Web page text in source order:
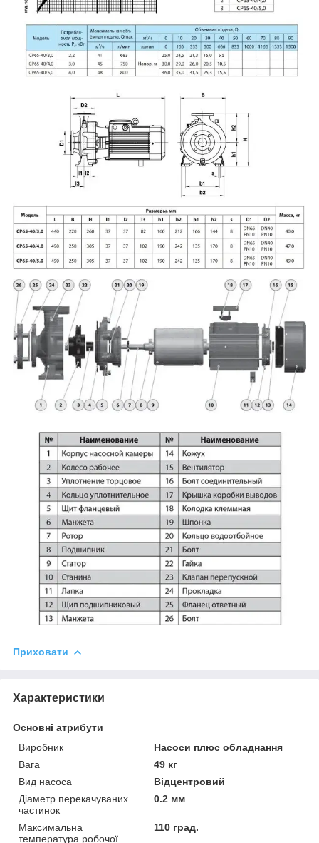
Приховати
Характеристики
Основні атрибути
Виробник
Насоси плюс обладнання
Вага
49 кг
Вид насоса
Відцентровий
Діаметр перекачуваних
частинок
0.2 мм
Максимальна
температура робочої
110 град.